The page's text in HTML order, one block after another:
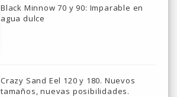
Black Minnow 70 y 90: Imparable en
agua dulce
Crazy Sand Eel 120 y 180. Nuevos
tamaños, nuevas posibilidades.